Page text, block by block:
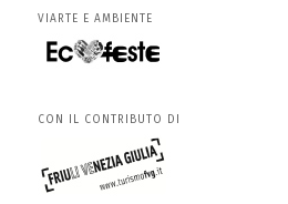
VIARTE E AMBIENTE
CON IL CONTRIBUTO DI